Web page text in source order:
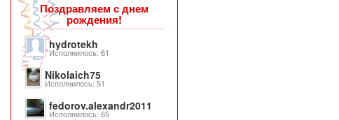
Поздравляем с днем
рождения!
hydrotekh
Исполнилось: 61
Nikolaich75
Исполнилось: 51
fedorov.alexandr2011
Исполнилось: 65